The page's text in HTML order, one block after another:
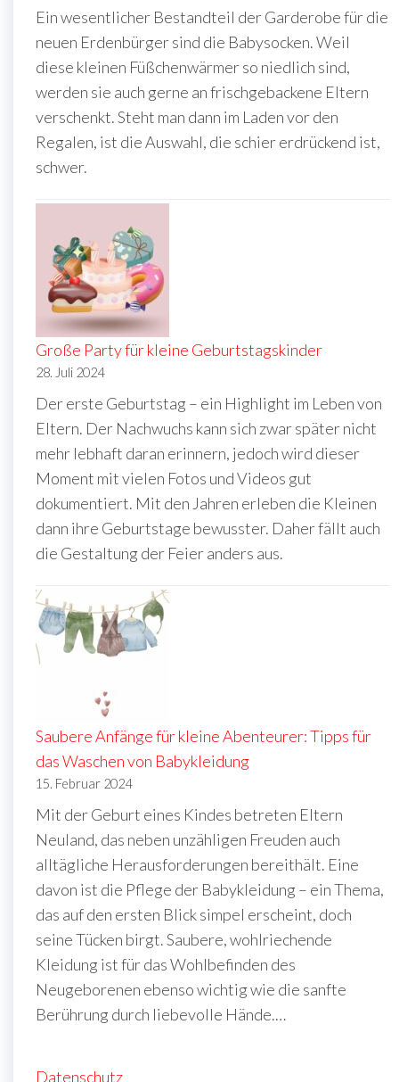
Ein wesentlicher Bestandteil der Garderobe für die
neuen Erdenbürger sind die Babysocken. Weil
diese kleinen Füßchenwärmer so niedlich sind,
werden sie auch gerne an frischgebackene Eltern
verschenkt. Steht man dann im Laden vor den
Regalen, ist die Auswahl, die schier erdrückend ist,
schwer.
Große Party für kleine Geburtstagskinder
28. Juli 2024
Der erste Geburtstag – ein Highlight im Leben von
Eltern. Der Nachwuchs kann sich zwar später nicht
mehr lebhaft daran erinnern, jedoch wird dieser
Moment mit vielen Fotos und Videos gut
dokumentiert. Mit den Jahren erleben die Kleinen
dann ihre Geburtstage bewusster. Daher fällt auch
die Gestaltung der Feier anders aus.
Saubere Anfänge für kleine Abenteurer: Tipps für
das Waschen von Babykleidung
15. Februar 2024
Mit der Geburt eines Kindes betreten Eltern
Neuland, das neben unzähligen Freuden auch
alltägliche Herausforderungen bereithält. Eine
davon ist die Pflege der Babykleidung – ein Thema,
das auf den ersten Blick simpel erscheint, doch
seine Tücken birgt. Saubere, wohlriechende
Kleidung ist für das Wohlbefinden des
Neugeborenen ebenso wichtig wie die sanfte
Berührung durch liebevolle Hände.…
Datenschutz